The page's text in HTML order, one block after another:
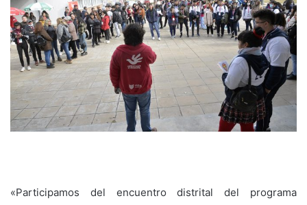
«Participamos del encuentro distrital del programa